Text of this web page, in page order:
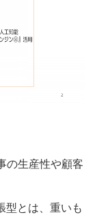
の生産性や顧客
型とは、重いも